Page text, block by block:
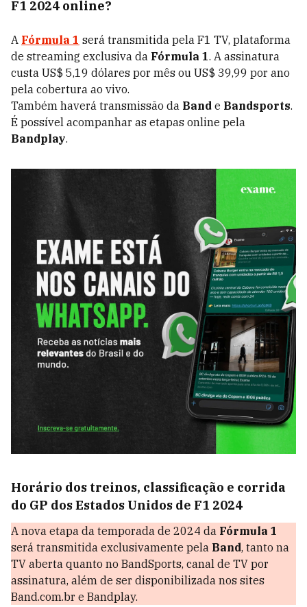
F1 2024 online?
A Fórmula 1 será transmitida pela F1 TV, plataforma
de streaming exclusiva da Fórmula 1. A assinatura
custa US$ 5,19 dólares por mês ou US$ 39,99 por ano
pela cobertura ao vivo.
Também haverá transmissão da Band e Bandsports.
É possível acompanhar as etapas online pela
Bandplay.
Horário dos treinos, classificação e corrida
do GP dos Estados Unidos de F1 2024
A nova etapa da temporada de 2024 da Fórmula 1
será transmitida exclusivamente pela Band, tanto na
TV aberta quanto no BandSports, canal de TV por
assinatura, além de ser disponibilizada nos sites
Band.com.br e Bandplay.